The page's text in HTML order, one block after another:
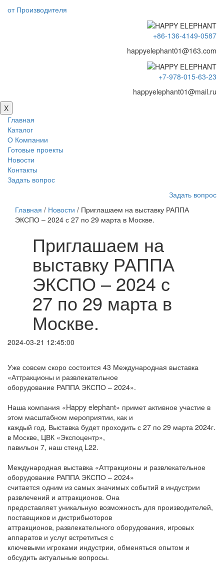
от Производителя
+86-136-4149-0587
happyelephant01@163.com
+7-978-015-63-23
happyelephant01@mail.ru
X
Главная
Каталог
О Компании
Готовые проекты
Новости
Контакты
Задать вопрос
Задать вопрос
Главная / Новости / Приглашаем на выставку РАППА
ЭКСПО – 2024 с 27 по 29 марта в Москве.
Приглашаем на
выставку РАППА
ЭКСПО – 2024 с
27 по 29 марта в
Москве.
2024-03-21 12:45:00
Уже совсем скоро состоится 43 Международная выставка
«Аттракционы и развлекательное
оборудование РАППА ЭКСПО – 2024».
Наша компания «Happy elephant» примет активное участие в
этом масштабном мероприятии, как и
каждый год. Выставка будет проходить с 27 по 29 марта 2024г.
в Москве, ЦВК «Экспоцентр»,
павильон 7, наш стенд L22.
Международная выставка «Аттракционы и развлекательное
оборудование РАППА ЭКСПО – 2024»
считается одним из самых значимых событий в индустрии
развлечений и аттракционов. Она
предоставляет уникальную возможность для производителей,
поставщиков и дистрибьюторов
аттракционов, развлекательного оборудования, игровых
аппаратов и услуг встретиться с
ключевыми игроками индустрии, обменяться опытом и
обсудить актуальные вопросы.